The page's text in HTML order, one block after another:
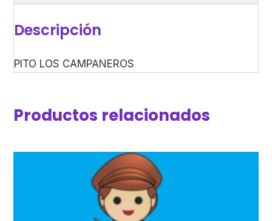
Descripción
PITO LOS CAMPANEROS
Productos relacionados